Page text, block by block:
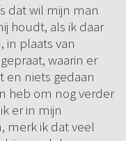
dat wil mijn man
houdt, als ik daar
in plaats van
waarin er
niets gedaan
heb om nog verder
er in mijn
merk ik dat veel